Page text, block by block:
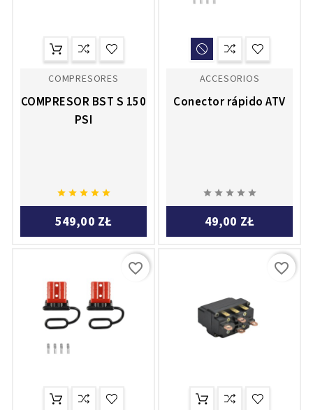
COMPRESORES
COMPRESOR BST S 150
PSI
    
549,00 ZŁ
ACCESORIOS
Conector rápido ATV
    
49,00 ZŁ
favorite_border favorite_border